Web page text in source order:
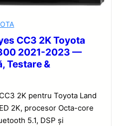
CC3 2K Toyota
2021-2023 —
Testare &
2K pentru Toyota Land
2K, procesor Octa-core
5.1, DSP și